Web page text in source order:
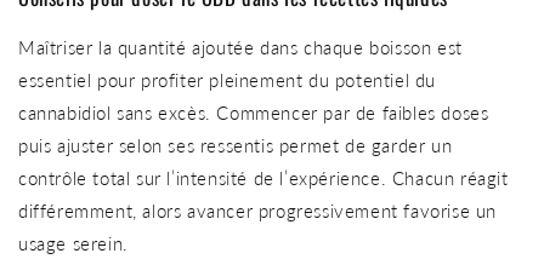
Maîtriser la quantité ajoutée dans chaque boisson est
essentiel pour profiter pleinement du potentiel du
cannabidiol sans excès. Commencer par de faibles doses
puis ajuster selon ses ressentis permet de garder un
contrôle total sur l’intensité de l’expérience. Chacun réagit
différemment, alors avancer progressivement favorise un
usage serein.